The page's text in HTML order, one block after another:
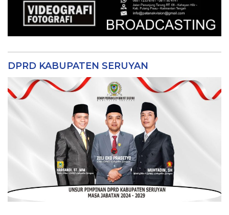
DPRD KABUPATEN SERUYAN